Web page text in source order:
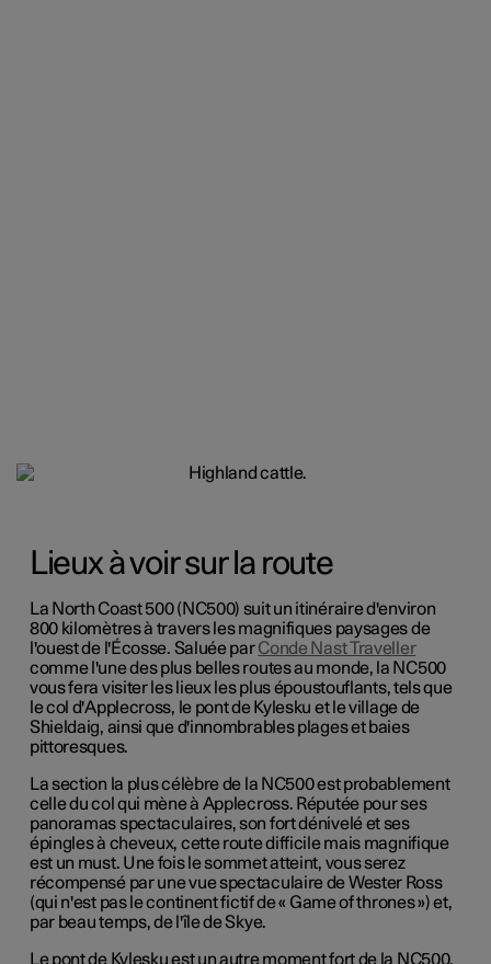
Lieux à voir sur la route
La North Coast 500 (NC500) suit un itinéraire d'environ
800 kilomètres à travers les magnifiques paysages de
l'ouest de l'Écosse. Saluée parConde Nast Traveller
comme l'une des plus belles routes au monde, la NC500
vous fera visiter les lieux les plus époustouflants, tels que
le col d'Applecross, le pont de Kylesku et le village de
Shieldaig, ainsi que d'innombrables plages et baies
pittoresques.
La section la plus célèbre de la NC500 est probablement
celle du col qui mène à Applecross. Réputée pour ses
panoramas spectaculaires, son fort dénivelé et ses
épingles à cheveux, cette route difficile mais magnifique
est un must. Une fois le sommet atteint, vous serez
récompensé par une vue spectaculaire de Wester Ross
(qui n'est pas le continent fictif de « Game of thrones ») et,
par beau temps, de l'île de Skye.
Le pont de Kylesku est un autre moment fort de la NC500.